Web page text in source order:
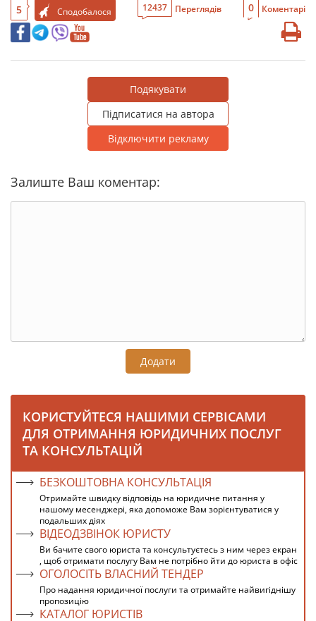
5 Сподобалося 12437 Переглядів 0 Коментарі
Подякувати
Підписатися на автора
Відключити рекламу
Залиште Ваш коментар:
Додати
КОРИСТУЙТЕСЯ НАШИМИ СЕРВІСАМИ
ДЛЯ ОТРИМАННЯ ЮРИДИЧНИХ ПОСЛУГ
ТА КОНСУЛЬТАЦІЙ
БЕЗКОШТОВНА КОНСУЛЬТАЦІЯ
Отримайте швидку відповідь на юридичне питання у
нашому месенджері, яка допоможе Вам зорієнтуватися у
подальших діях
ВІДЕОДЗВІНОК ЮРИСТУ
Ви бачите свого юриста та консультуєтесь з ним через екран
, щоб отримати послугу Вам не потрібно йти до юриста в офіс
ОГОЛОСІТЬ ВЛАСНИЙ ТЕНДЕР
Про надання юридичної послуги та отримайте найвигіднішу
пропозицію
КАТАЛОГ ЮРИСТІВ